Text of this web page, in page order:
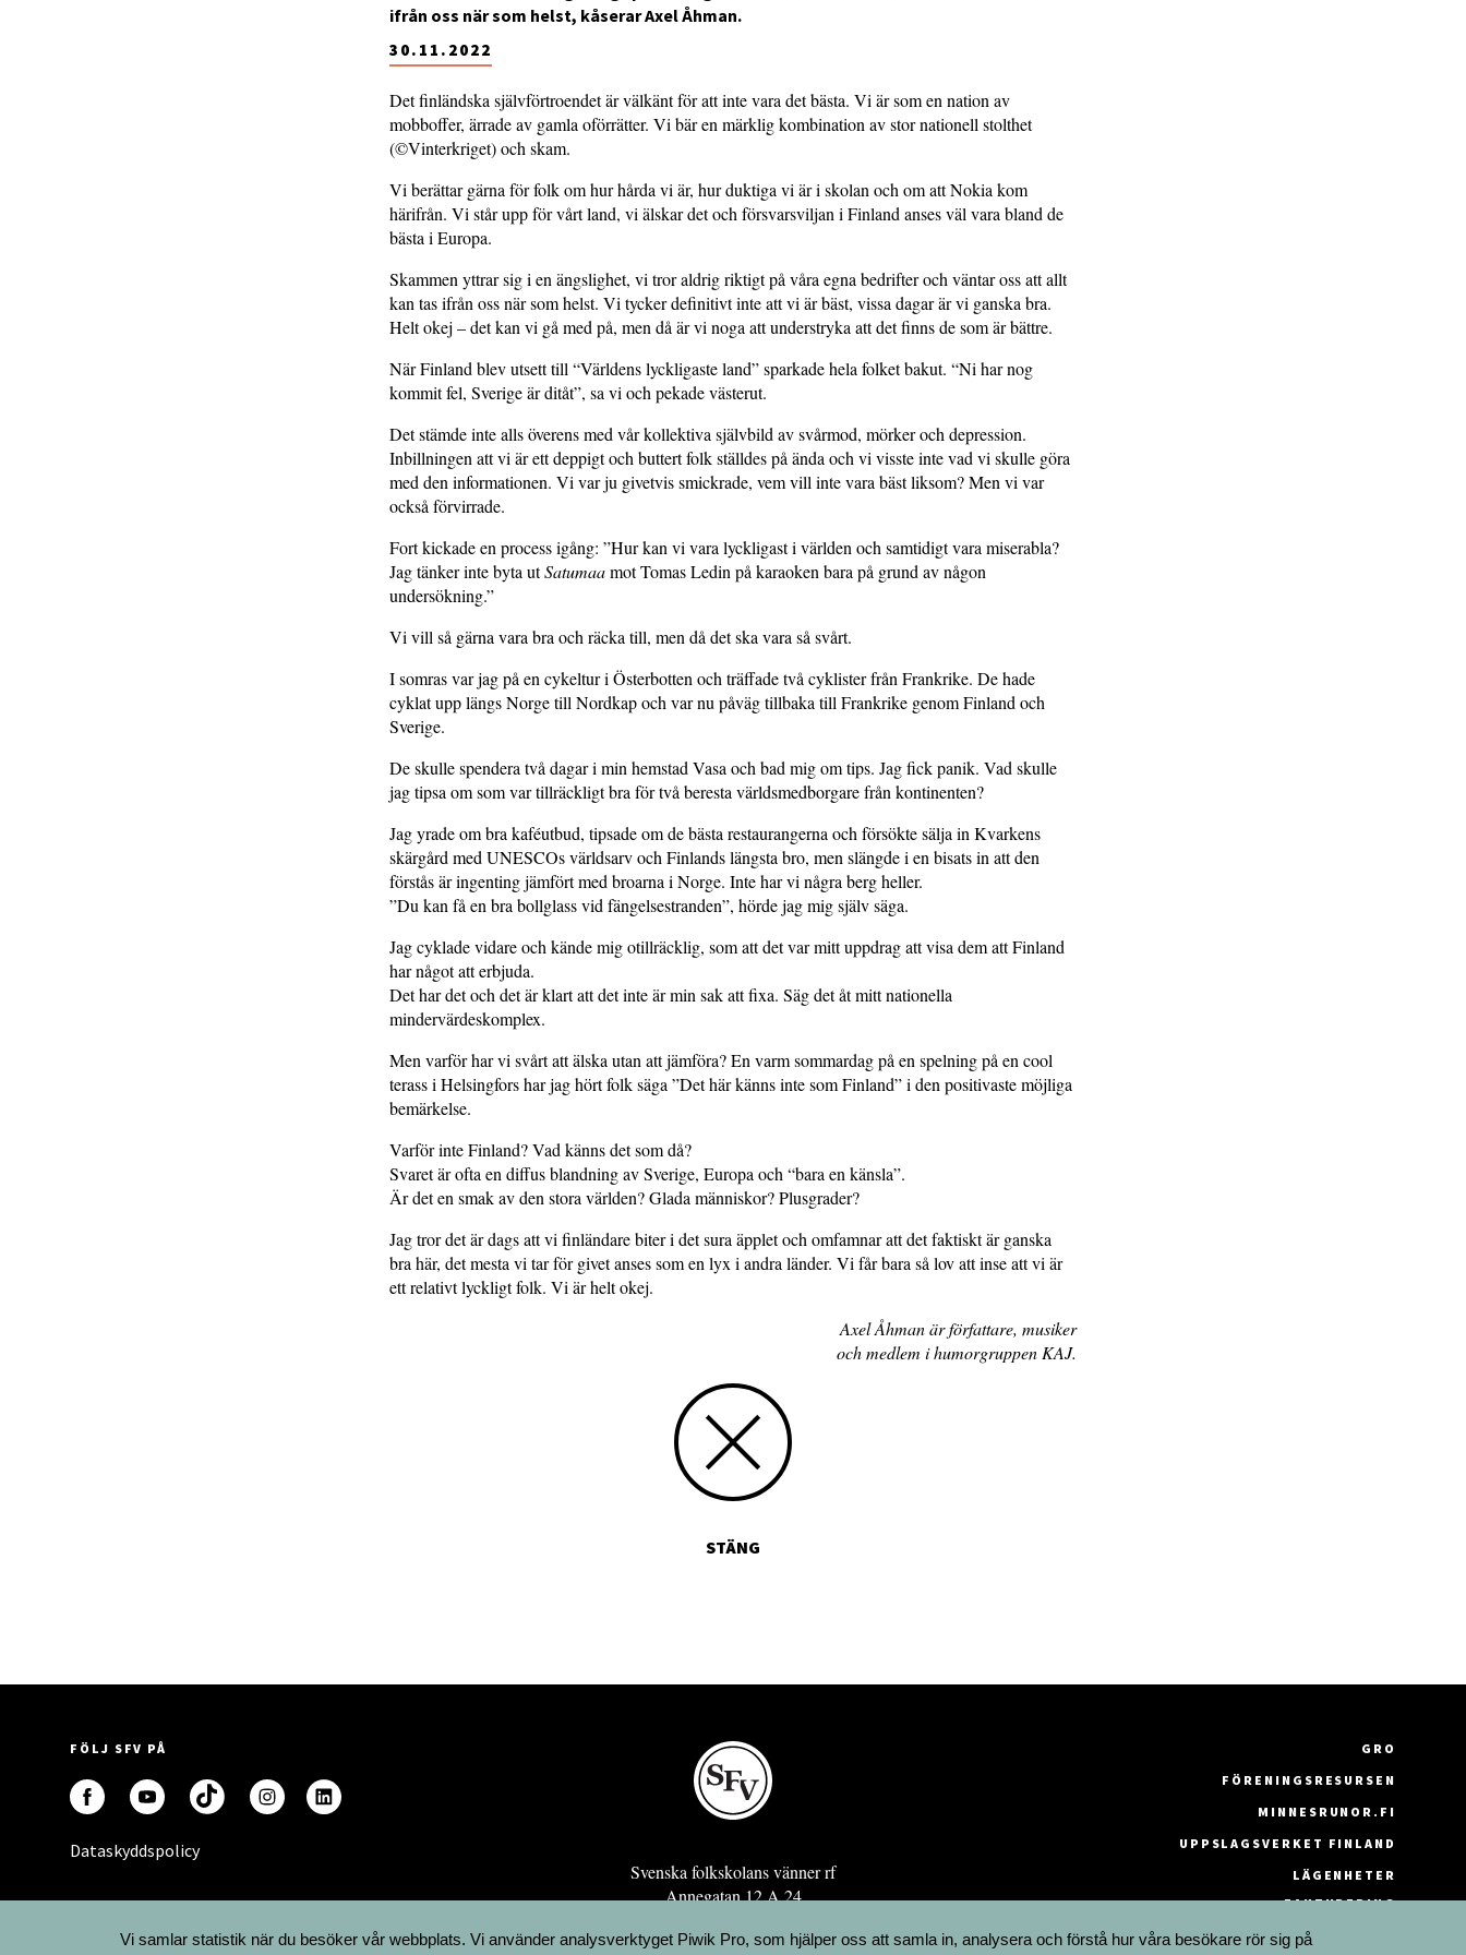
30.11.2022
ifrån oss när som helst, kåserar Axel Åhman.
Det finländska självförtroendet är välkänt för att inte vara det bästa. Vi är som en nation av
mobboffer, ärrade av gamla oförrätter. Vi bär en märklig kombination av stor nationell stolthet
(©Vinterkriget) och skam.
Vi berättar gärna för folk om hur hårda vi är, hur duktiga vi är i skolan och om att Nokia kom
härifrån. Vi står upp för vårt land, vi älskar det och försvarsviljan i Finland anses väl vara bland de
bästa i Europa.
Skammen yttrar sig i en ängslighet, vi tror aldrig riktigt på våra egna bedrifter och väntar oss att allt
kan tas ifrån oss när som helst. Vi tycker definitivt inte att vi är bäst, vissa dagar är vi ganska bra.
Helt okej – det kan vi gå med på, men då är vi noga att understryka att det finns de som är bättre.
När Finland blev utsett till “Världens lyckligaste land” sparkade hela folket bakut. “Ni har nog
kommit fel, Sverige är ditåt”, sa vi och pekade västerut.
Det stämde inte alls överens med vår kollektiva självbild av svårmod, mörker och depression.
Inbillningen att vi är ett deppigt och buttert folk ställdes på ända och vi visste inte vad vi skulle göra
med den informationen. Vi var ju givetvis smickrade, vem vill inte vara bäst liksom? Men vi var
också förvirrade.
Fort kickade en process igång: ”Hur kan vi vara lyckligast i världen och samtidigt vara miserabla?
Jag tänker inte byta utSatumaamot Tomas Ledin på karaoken bara på grund av någon
undersökning.”
Vi vill så gärna vara bra och räcka till, men då det ska vara så svårt.
I somras var jag på en cykeltur i Österbotten och träffade två cyklister från Frankrike. De hade
cyklat upp längs Norge till Nordkap och var nu påväg tillbaka till Frankrike genom Finland och
Sverige.
De skulle spendera två dagar i min hemstad Vasa och bad mig om tips. Jag fick panik. Vad skulle
jag tipsa om som var tillräckligt bra för två beresta världsmedborgare från kontinenten?
Jag yrade om bra kaféutbud, tipsade om de bästa restaurangerna och försökte sälja in Kvarkens
skärgård med UNESCOs världsarv och Finlands längsta bro, men slängde i en bisats in att den
förstås är ingenting jämfört med broarna i Norge. Inte har vi några berg heller.
”Du kan få en bra bollglass vid fängelsestranden”, hörde jag mig själv säga.
Jag cyklade vidare och kände mig otillräcklig, som att det var mitt uppdrag att visa dem att Finland
har något att erbjuda.
Det har det och det är klart att det inte är min sak att fixa. Säg det åt mitt nationella
mindervärdeskomplex.
Men varför har vi svårt att älska utan att jämföra? En varm sommardag på en spelning på en cool
terass i Helsingfors har jag hört folk säga ”Det här känns inte som Finland” i den positivaste möjliga
bemärkelse.
Varför inte Finland? Vad känns det som då?
Svaret är ofta en diffus blandning av Sverige, Europa och “bara en känsla”.
Är det en smak av den stora världen? Glada människor? Plusgrader?
Jag tror det är dags att vi finländare biter i det sura äpplet och omfamnar att det faktiskt är ganska
bra här, det mesta vi tar för givet anses som en lyx i andra länder. Vi får bara så lov att inse att vi är
ett relativt lyckligt folk. Vi är helt okej.
Axel Åhman är författare, musiker
och medlem i humorgruppen KAJ.
STÄNG
FÖLJ SFV PÅ
Dataskyddspolicy
Svenska folkskolans vänner rf
Annegatan 12 A 24
sfv@sfv.fi
GRO
FÖRENINGSRESURSEN
MINNESRUNOR.FI
UPPSLAGSVERKET FINLAND
LÄGENHETER
FAKTURERING
Vi samlar statistik när du besöker vår webbplats. Vi använder analysverktyget Piwik Pro, som hjälper oss att samla in, analysera och förstå hur våra besökare rör sig på